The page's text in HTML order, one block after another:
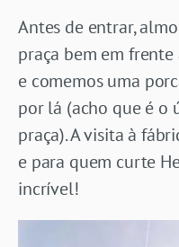
Antes de entrar,
praça bem em frente
e comemos uma
por lá (acho que é o
praça). A visita à
e para quem curte
incrível!